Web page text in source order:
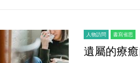
人物訪問 書寫省思
遺屬的療